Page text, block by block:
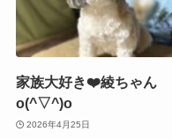
家族大好き❤️綾ちゃん
o(^▽^)o
2026年4月25日